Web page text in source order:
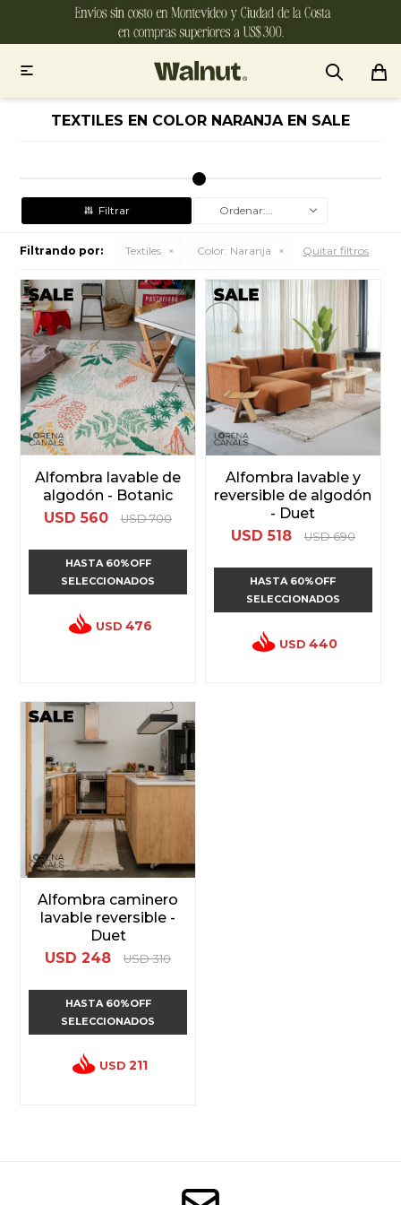

TEXTILES EN COLOR NARANJA EN SALE
Recomendados
Filtrando por: Textiles Color: Naranja Quitar filtros
Alfombra lavable de
algodón - Botanic
USD 560 USD 700
HASTA 60%OFF
SELECCIONADOS
USD 476
Alfombra lavable y
reversible de algodón
- Duet
USD 518 USD 690
HASTA 60%OFF
SELECCIONADOS
USD 440
Alfombra caminero
lavable reversible -
Duet
USD 248 USD 310
HASTA 60%OFF
SELECCIONADOS
USD 211